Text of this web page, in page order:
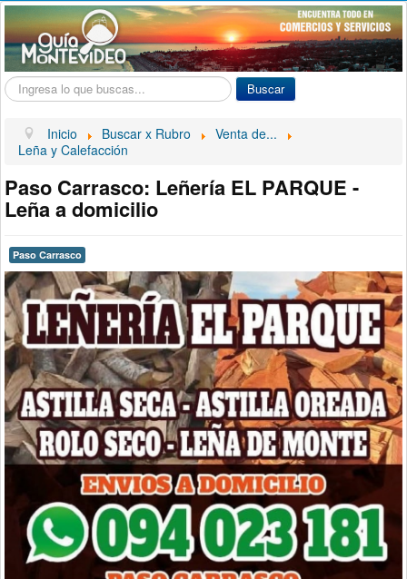
Buscar... Buscar
Inicio Buscar x Rubro
Venta de...
Leña y Calefacción
Paso Carrasco: Leñería EL PARQUE -
Leña a domicilio
Paso Carrasco